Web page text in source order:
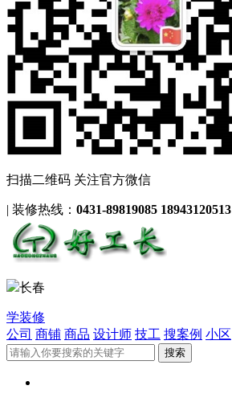
扫描二维码 关注官方微信
| 装修热线： 0431-89819085 18943120513
长春
学装修
公司 商铺 商品 设计师 技工 搜案例 小区